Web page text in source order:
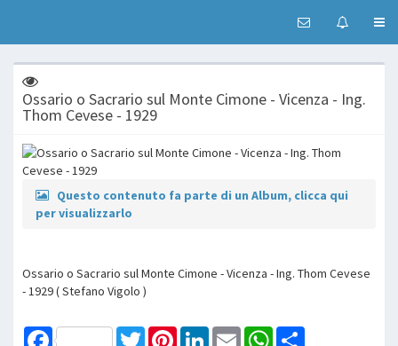
Ossario o Sacrario sul Monte Cimone - Vicenza - Ing.
Thom Cevese - 1929
Questo contenuto fa parte di un Album, clicca qui
per visualizzarlo
Ossario o Sacrario sul Monte Cimone - Vicenza - Ing. Thom Cevese
- 1929 ( Stefano Vigolo )
Facebook TwitterPinterestLinkedInEmail WhatsApp